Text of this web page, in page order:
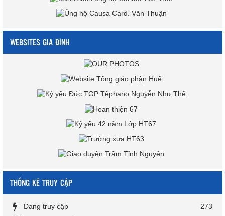
WEBSITES GIA ĐÌNH
THỐNG KÊ TRUY CẬP
Đang truy cập
273